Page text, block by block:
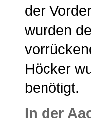
der
wurden
Höcker
benötigt.
In der